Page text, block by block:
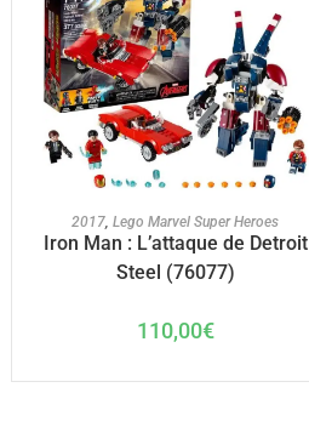
AJOUTER AU PANIER
2017,Lego Marvel Super Heroes
Iron Man : L’attaque de Detroit
Steel (76077)
110,00€